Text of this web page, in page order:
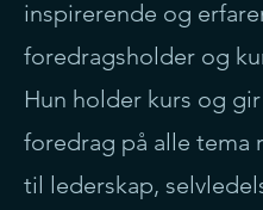
inspirerende og
foredragsholder og
Hun holder kurs og gir
foredrag på alle tema
til lederskap,